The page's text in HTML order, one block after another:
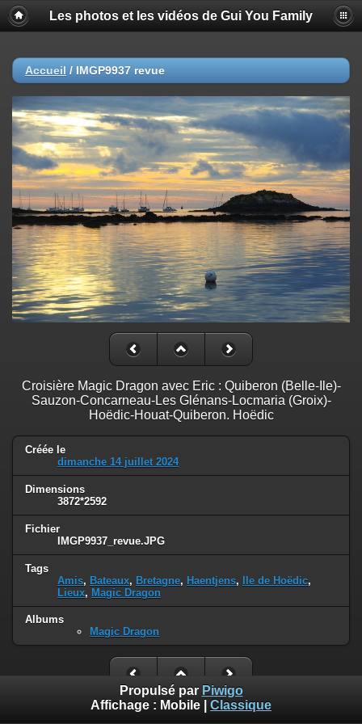
Les photos et les vidéos de Gui You Family
Accueil / IMGP9937 revue
Croisière Magic Dragon avec Eric : Quiberon (Belle-Ile)-
Sauzon-Concarneau-Les Glénans-Locmaria (Groix)-
Hoëdic-Houat-Quiberon. Hoëdic
Créée le
dimanche 14 juillet 2024
Dimensions
3872*2592
Fichier
IMGP9937_revue.JPG
Tags
Amis, Bateaux, Bretagne, Haentjens, Ile de Hoëdic,
Lieux, Magic Dragon
Albums
Magic Dragon
Propulsé par Piwigo
Affichage : Mobile Classique